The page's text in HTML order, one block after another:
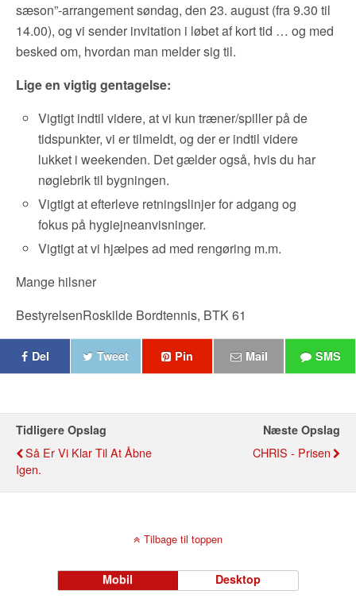
sæson”-arrangement søndag, den 23. august (fra 9.30 til
14.00), og vi sender invitation i løbet af kort tid … og med
besked om, hvordan man melder sig til.
Lige en vigtig gentagelse:
Vigtigt indtil videre, at vi kun træner/spiller på de
tidspunkter, vi er tilmeldt, og der er indtil videre
lukket i weekenden. Det gælder også, hvis du har
nøglebrik til bygningen.
Vigtigt at efterleve retningslinjer for adgang og
fokus på hygiejneanvisninger.
Vigtigt at vi hjælpes ad med rengøring m.m.
Mange hilsner
BestyrelsenRoskilde Bordtennis, BTK 61
Del Tweet Pin Mail SMS
Tidligere Opslag
Så Er Vi Klar Til At Åbne
Igen.
Næste Opslag
CHRIS - Prisen
Tilbage til toppen
Mobil Desktop